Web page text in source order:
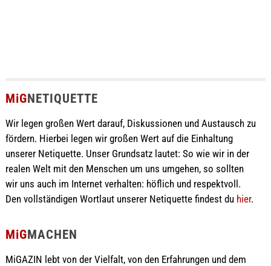
MiGNETIQUETTE
Wir legen großen Wert darauf, Diskussionen und Austausch zu
fördern. Hierbei legen wir großen Wert auf die Einhaltung
unserer Netiquette. Unser Grundsatz lautet: So wie wir in der
realen Welt mit den Menschen um uns umgehen, so sollten
wir uns auch im Internet verhalten: höflich und respektvoll.
Den vollständigen Wortlaut unserer Netiquette findest du hier.
MiGMACHEN
MiGAZIN lebt von der Vielfalt, von den Erfahrungen und dem